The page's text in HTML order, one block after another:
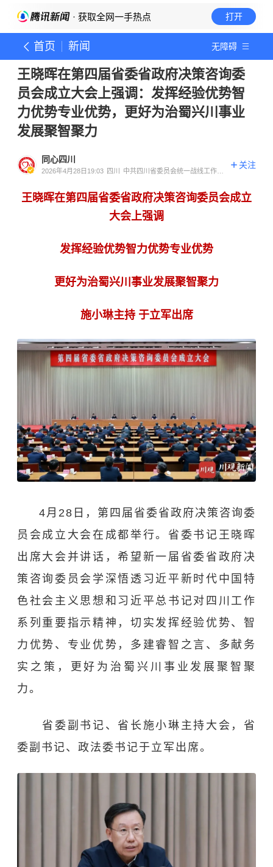
· 获取全网一手热点 打开
首页 新闻 无障碍
王晓晖在第四届省委省政府决策咨询委
员会成立大会上强调：发挥经验优势智
力优势专业优势，更好为治蜀兴川事业
发展聚智聚力
同心四川
2026年4月28日19:03 四川
中共四川省委员会统一战线工作部
关注
王晓晖在第四届省委省政府决策咨询委员会成立
大会上强调
发挥经验优势智力优势专业优势
更好为治蜀兴川事业发展聚智聚力
施小琳主持 于立军出席
4月28日，第四届省委省政府决策咨询委
员会成立大会在成都举行。省委书记王晓晖
出席大会并讲话，希望新一届省委省政府决
策咨询委员会学深悟透习近平新时代中国特
色社会主义思想和习近平总书记对四川工作
系列重要指示精神，切实发挥经验优势、智
力优势、专业优势，多建睿智之言、多献务
实之策，更好为治蜀兴川事业发展聚智聚
力。
省委副书记、省长施小琳主持大会，省
委副书记、政法委书记于立军出席。